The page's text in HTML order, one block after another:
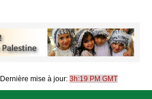
Dernière mise à jour: 3h:19 PM GMT